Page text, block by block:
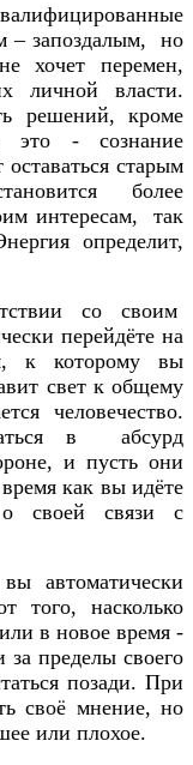
– запоздалым, но
хочет перемен,
личной власти.
решений, кроме
это - сознание
старым
более
интересам, так
определит,
со своим
перейдёте на
к которому вы
свет к общему
человечество.
в абсурд
и пусть они
как вы идёте
своей связи с
автоматически
того, насколько
в новое время -
пределы своего
позади. При
своё мнение, но
или плохое.